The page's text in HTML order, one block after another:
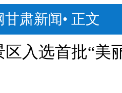
甘肃新闻• 正文
入选首批“美